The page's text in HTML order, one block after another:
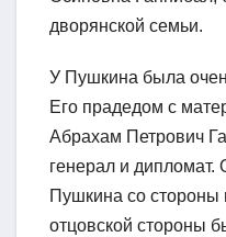
дворянской семьи.
У Пушкина была
Его прадедом с
Абрахам Петрович
генерал и
Пушкина со стороны
отцовской стороны